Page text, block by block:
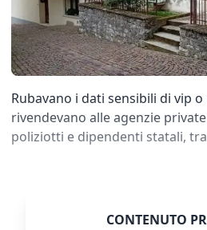
Rubavano i dati sensibili di vip
rivendevano alle agenzie
poliziotti e dipendenti statali,
CONTENUTO